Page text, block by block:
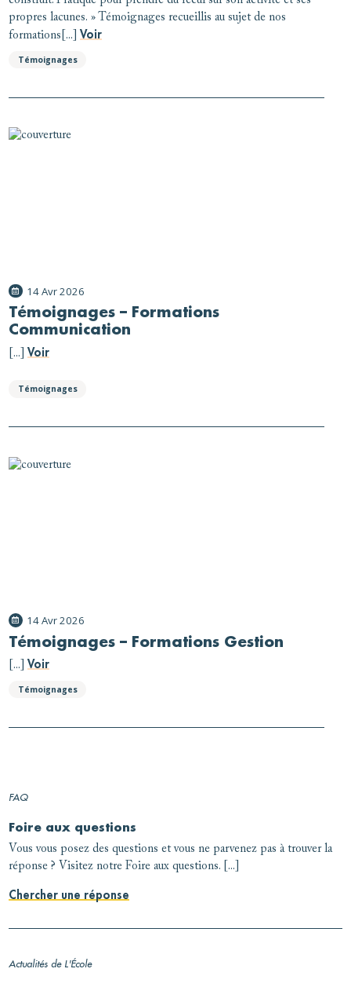
propres lacunes. » Témoignages recueillis au sujet de nos
formations[...]Voir
Témoignages
14 Avr 2026
Témoignages – Formations
Communication
[...] Voir
Témoignages
14 Avr 2026
Témoignages – Formations Gestion
[...]Voir
Témoignages
FAQ
Foire aux questions
Vous vous posez des questions et vous ne parvenez pas à trouver la
réponse ? Visitez notre Foire aux questions. [...]
Chercher une réponse
Actualités de L'École